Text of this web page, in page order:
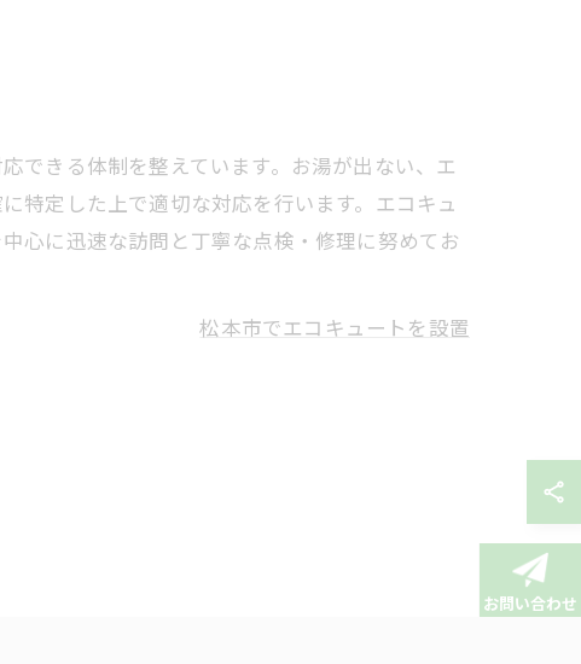
できる体制を整えています。お湯が出ない、エ
特定した上で適切な対応を行います。エコキュ
心に迅速な訪問と丁寧な点検・修理に努めてお
松本市でエコキュートを設置
お問い合わせ